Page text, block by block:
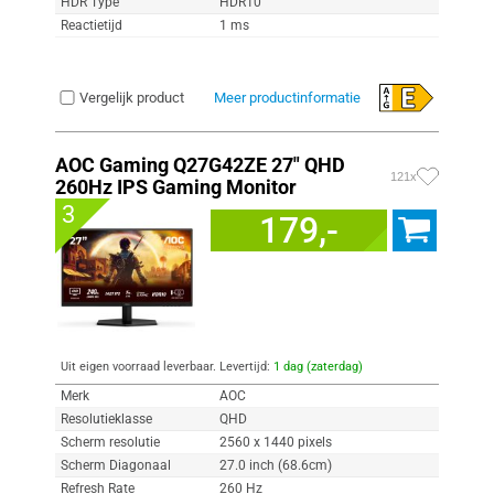
Reactietijd
1 ms
Vergelijk product Meer productinformatie
AOC Gaming Q27G42ZE 27" QHD
260Hz IPS Gaming Monitor
121x
3 179,-
Uit eigen voorraad leverbaar. Levertijd: 1 dag (zaterdag)
Merk
AOC
Resolutieklasse
QHD
Scherm resolutie
2560 x 1440 pixels
Scherm Diagonaal
27.0 inch (68.6cm)
Refresh Rate
260 Hz